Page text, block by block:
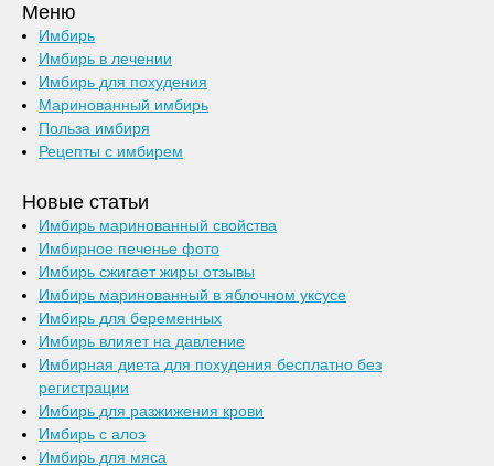
Меню
Имбирь
Имбирь в лечении
Имбирь для похудения
Маринованный имбирь
Польза имбиря
Рецепты с имбирем
Новые статьи
Имбирь маринованный свойства
Имбирное печенье фото
Имбирь сжигает жиры отзывы
Имбирь маринованный в яблочном уксусе
Имбирь для беременных
Имбирь влияет на давление
Имбирная диета для похудения бесплатно без
регистрации
Имбирь для разжижения крови
Имбирь с алоэ
Имбирь для мяса